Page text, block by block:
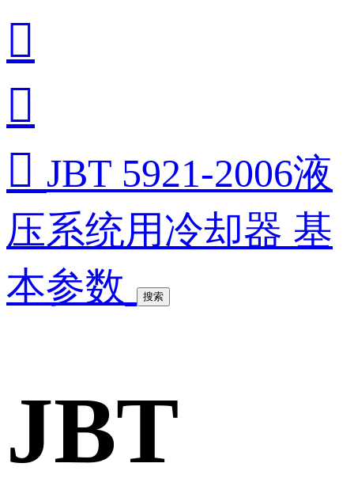


 JBT 5921-2006液
压系统用冷却器 基
本参数
搜索
JBT